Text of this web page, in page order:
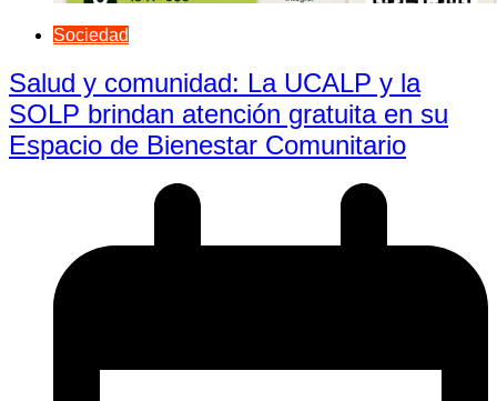
Sociedad
Salud y comunidad: La UCALP y la
SOLP brindan atención gratuita en su
Espacio de Bienestar Comunitario